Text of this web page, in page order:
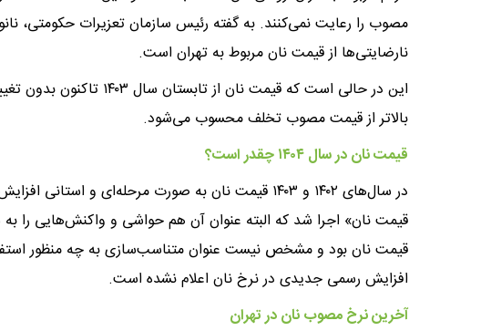
مصوب را رعایت نمی‌کنند. به گفته رئیس سازمان تعزیرات حکومتی،
نارضایتی‌ها از قیمت نان مربوط به تهران است.
این در حالی است که قیمت
بالاتر از قیمت مصوب تخلف محسوب می‌شود.
قیمت نان در سال ۱۴۰۴ چقدر است؟
در سال‌های ۱۴۰۲ و ۱۴۰۳ قیمت نان به صورت مرحله‌ای و
قیمت نان» اجرا شد که البته عنوان آن هم حواشی و واکنش‌هایی را
افزایش رسمی جدیدی در نرخ نان اعلام نشده است.
آخرین نرخ مصوب نان در تهران